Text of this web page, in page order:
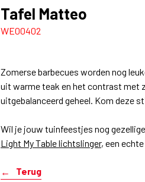
Tafel Matteo
WE00402
Zomerse barbecues worden nog
uit warme teak en het contrast met
uitgebalanceerd geheel. Kom deze
Wil je jouw tuinfeestjes nog
Light My Table lichtslinger, een
Terug